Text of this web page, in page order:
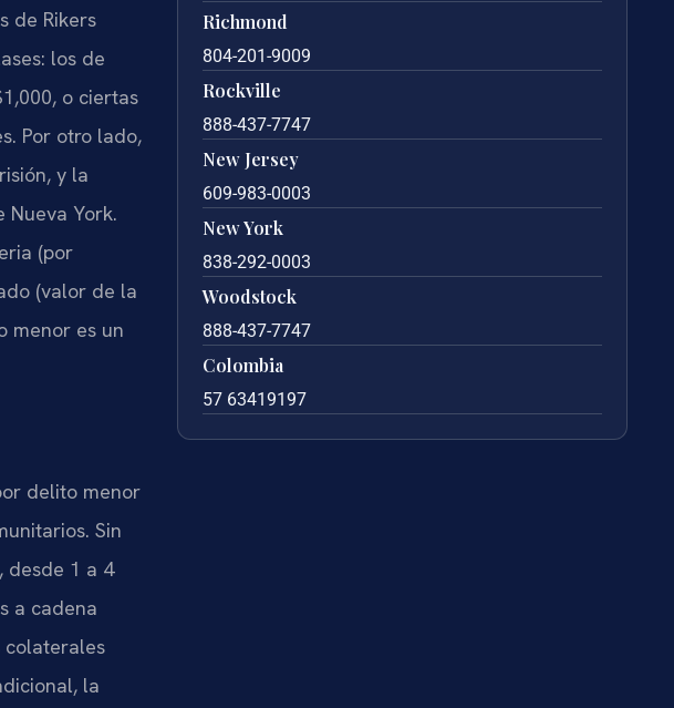
de Rikers
los de
o ciertas
Por otro lado,
y la
York.
(por
(valor de la
menor es un
delito menor
Sin
desde 1 a 4
a cadena
colaterales
la
Richmond
804-201-9009
Rockville
888-437-7747
New Jersey
609-983-0003
New York
838-292-0003
Woodstock
888-437-7747
Colombia
57 63419197